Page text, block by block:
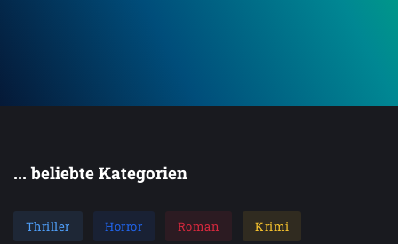
... beliebte Kategorien
Thriller Horror Roman Krimi